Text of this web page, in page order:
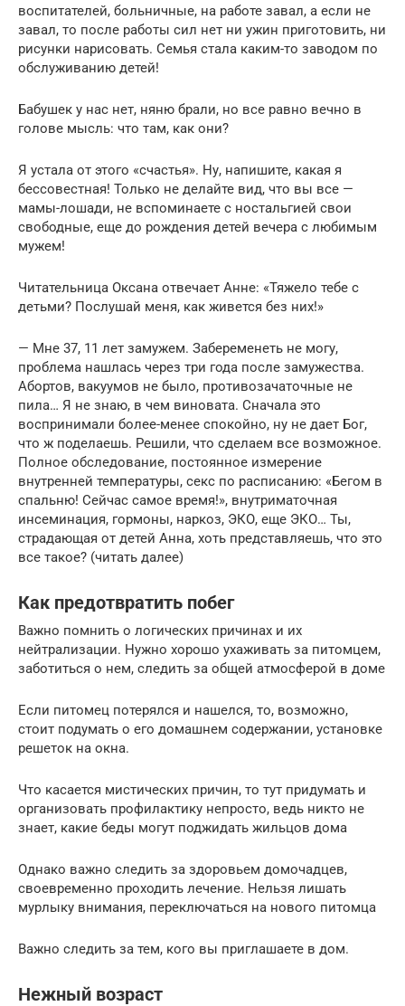
воспитателей, больничные, на работе завал, а если не
завал, то после работы сил нет ни ужин приготовить, ни
рисунки нарисовать. Семья стала каким-то заводом по
обслуживанию детей!
Бабушек у нас нет, няню брали, но все равно вечно в
голове мысль: что там, как они?
Я устала от этого «счастья». Ну, напишите, какая я
бессовестная! Только не делайте вид, что вы все —
мамы-лошади, не вспоминаете с ностальгией свои
свободные, еще до рождения детей вечера с любимым
мужем!
Читательница Оксана отвечает Анне: «Тяжело тебе с
детьми? Послушай меня, как живется без них!»
— Мне 37, 11 лет замужем. Забеременеть не могу,
проблема нашлась через три года после замужества.
Абортов, вакуумов не было, противозачаточные не
пила… Я не знаю, в чем виновата. Сначала это
воспринимали более-менее спокойно, ну не дает Бог,
что ж поделаешь. Решили, что сделаем все возможное.
Полное обследование, постоянное измерение
внутренней температуры, секс по расписанию: «Бегом в
спальню! Сейчас самое время!», внутриматочная
инсеминация, гормоны, наркоз, ЭКО, еще ЭКО… Ты,
страдающая от детей Анна, хоть представляешь, что это
все такое? (читать далее)
Как предотвратить побег
Важно помнить о логических причинах и их
нейтрализации. Нужно хорошо ухаживать за питомцем,
заботиться о нем, следить за общей атмосферой в доме
Если питомец потерялся и нашелся, то, возможно,
стоит подумать о его домашнем содержании, установке
решеток на окна.
Что касается мистических причин, то тут придумать и
организовать профилактику непросто, ведь никто не
знает, какие беды могут поджидать жильцов дома
Однако важно следить за здоровьем домочадцев,
своевременно проходить лечение. Нельзя лишать
мурлыку внимания, переключаться на нового питомца
Важно следить за тем, кого вы приглашаете в дом.
Нежный возраст